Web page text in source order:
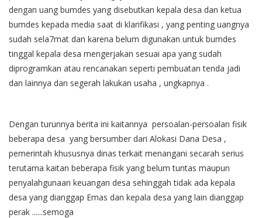
dengan uang bumdes yang disebutkan kepala desa dan ketua
bumdes kepada media saat di klarifikasi , yang penting uangnya
sudah sela7mat dan karena belum digunakan untuk bumdes
tinggal kepala desa mengerjakan sesuai apa yang sudah
diprogramkan atau rencanakan seperti pembuatan tenda jadi
dan lainnya dan segerah lakukan usaha , ungkapnya .
Dengan turunnya berita ini kaitannya persoalan-persoalan fisik
beberapa desa yang bersumber dari Alokasi Dana Desa ,
pemerintah khususnya dinas terkait menangani secarah serius
terutama kaitan beberapa fisik yang belum tuntas maupun
penyalahgunaan keuangan desa sehinggah tidak ada kepala
desa yang dianggap Emas dan kepala desa yang lain dianggap
perak ......semoga